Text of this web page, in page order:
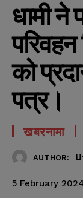
धामी ने
को
पत्र।
खबरनामा
AUTHOR:
5 February 2024